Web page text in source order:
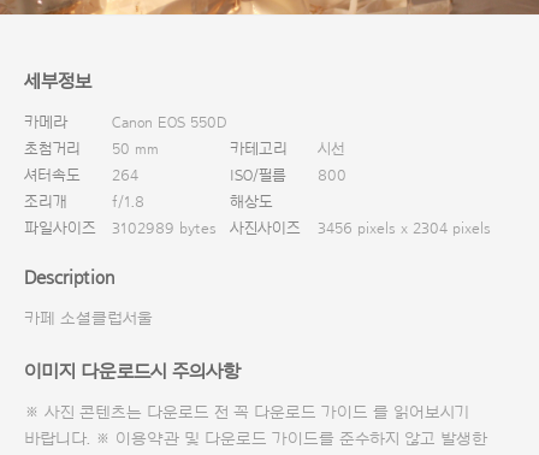
세부정보
카메라
Canon EOS 550D
초첨거리
50 mm 카테고리
시선
셔터속도
264 ISO/필름
800
조리개
f/1.8
해상도
파일사이즈
3102989 bytes 사진사이즈 3456 pixels x 2304 pixels
Description
카페 소셜클럽서울
이미지 다운로드시 주의사항
※ 사진 콘텐츠는 다운로드 전 꼭 다운로드 가이드 를 읽어보시기
바랍니다. ※ 이용약관 및 다운로드 가이드를 준수하지 않고 발생한